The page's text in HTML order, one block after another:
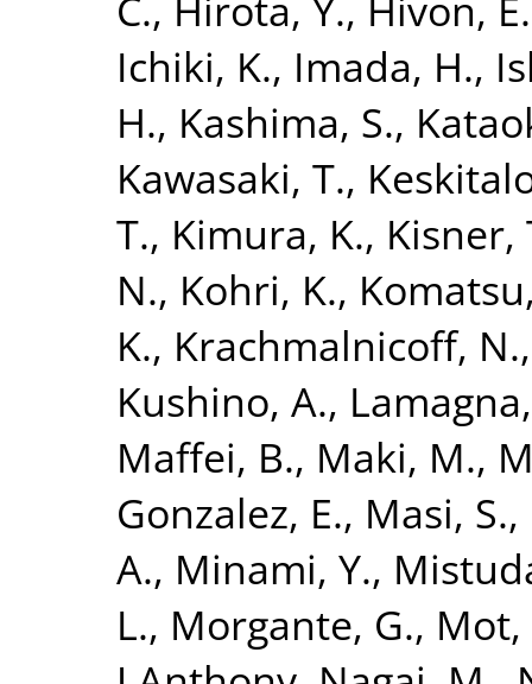
Ichiki, K., Imada, H.,
H., Kashima, S.,
Kawasaki, T.,
T., Kimura, K., Kisner,
N., Kohri, K.,
K., Krachmalnicoff, N.
Kushino, A.,
Maffei, B., Maki, M.,
Gonzalez, E., Masi, S.,
A., Minami, Y.,
L., Morgante, G., Mot,